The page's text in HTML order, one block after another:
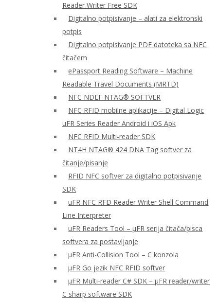
Reader Writer Free SDK
Digitalno potpisivanje – alati za elektronski
potpis
Digitalno potpisivanje PDF datoteka sa NFC
čitačem
ePassport Reading Software – Machine
Readable Travel Documents (MRTD)
NFC NDEF NTAG® SOFTVER
NFC RFID mobilne aplikacije – Digital Logic
uFR Series Reader Android i iOS Apk
NFC RFID Multi-reader SDK
NT4H NTAG® 424 DNA Tag softver za
čitanje/pisanje
RFID NFC softver za digitalno potpisivanje
SDK
uFR NFC RFD Reader Writer Shell Command
Line Interpreter
uFR Readers Tool – μFR serija čitača/pisca
softvera za postavljanje
μFR Anti-Collision Tool – C konzola
μFR Go jezik NFC RFID softver
μFR Multi-reader C# SDK – μFR reader/writer
C sharp software SDK